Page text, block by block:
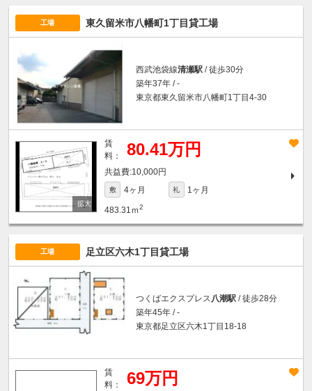
工場 東久留米市八幡町1丁目貸工場
西武池袋線清瀬駅 / 徒歩30分
築年37年 / -
東京都東久留米市八幡町1丁目4-30
賃
料：
80.41万円
10,000円
敷 4ヶ月 礼 1ヶ月
483.31ｍ2
工場 足立区六木1丁目貸工場
つくばエクスプレス八潮駅 / 徒歩28分
築年45年 / -
東京都足立区六木1丁目18-18
賃
料：
69万円